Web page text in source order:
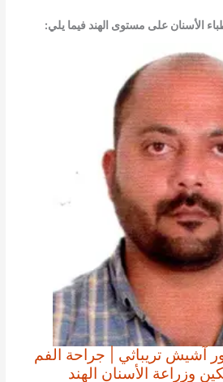
الأسنان على مستوى الهند فيما يلي:
آشيش تريباثي | جراحة الفم
وزراعة الأسنان الهند